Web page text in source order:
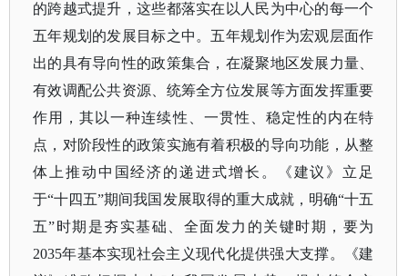
的跨越式提升，这些都落实在以人民为中心的每一个
五年规划的发展目标之中。五年规划作为宏观层面作
出的具有导向性的政策集合，在凝聚地区发展力量、
有效调配公共资源、统筹全方位发展等方面发挥重要
作用，其以一种连续性、一贯性、稳定性的内在特
点，对阶段性的政策实施有着积极的导向功能，从整
体上推动中国经济的递进式增长。《建议》立足
于“十四五”期间我国发展取得的重大成就，明确“十五
五”时期是夯实基础、全面发力的关键时期，要为
2035年基本实现社会主义现代化提供强大支撑。《建